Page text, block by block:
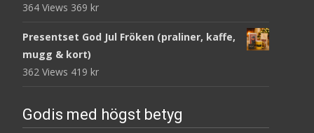
364 Views 369 kr
Presentset God Jul Fröken (praliner, kaffe,
mugg & kort)
362 Views 419 kr
Godis med högst betyg